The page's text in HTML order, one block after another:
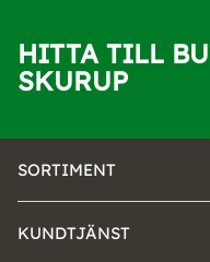
HITTA TILL
SKURUP
SORTIMENT
KUNDTJÄNST